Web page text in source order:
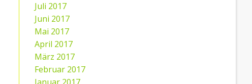
Juli 2017
Juni 2017
Mai 2017
April 2017
März 2017
Februar 2017